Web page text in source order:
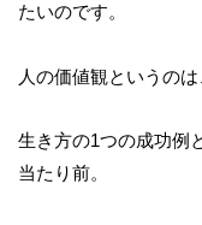
たいのです。
人の価値観というの
生き方の1つの成功例
当たり前。